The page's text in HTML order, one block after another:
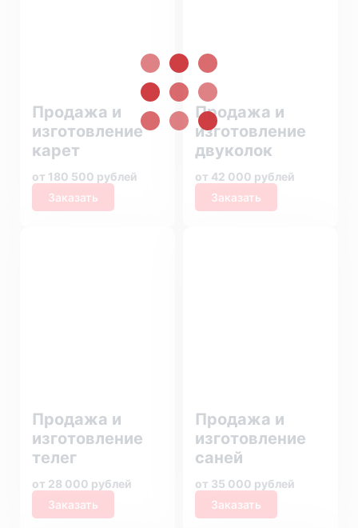
Продажа и
изготовление
карет
от 180 500 рублей
Заказать
Продажа и
изготовление
двуколок
от 42 000 рублей
Заказать
Продажа и
изготовление
телег
от 28 000 рублей
Заказать
Продажа и
изготовление
саней
от 35 000 рублей
Заказать